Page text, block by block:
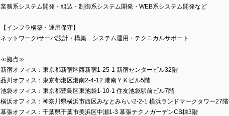
業務系システム開発・組込・制御系システム開発・WEB系システム開発など
【インフラ構築・運用保守】
ネットワーク/サーバ設計・構築 システム運用・テクニカルサポート
≪拠点≫
新宿オフィス：東京都新宿区西新宿1-25-1 新宿センタービル32階
品川オフィス：東京都港区港南2-4-12 港南ＹＫビル5階
池袋オフィス：東京都豊島区東池袋1-10-1 住友池袋駅前ビル7階
横浜オフィス：神奈川県横浜市西区みなとみらい2-2-1 横浜ランドマークタワー27階
幕張オフィス：千葉県千葉市美浜区中瀬1-3 幕張テクノガーデンCB棟3階